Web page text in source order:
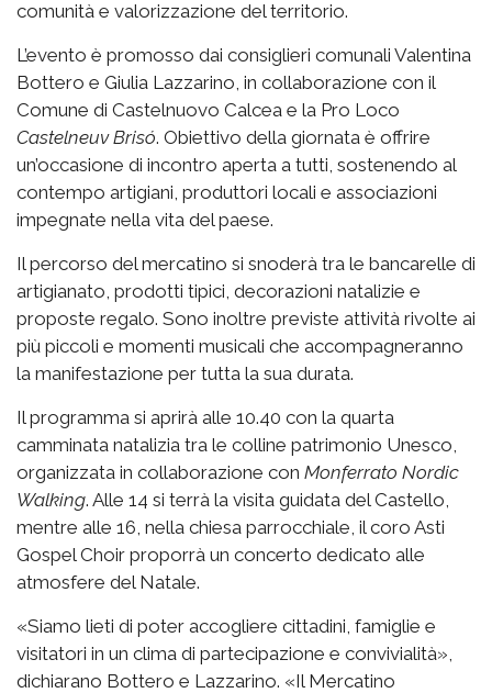
comunità e valorizzazione del territorio.
L’evento è promosso dai consiglieri comunali Valentina
Bottero e Giulia Lazzarino, in collaborazione con il
Comune di Castelnuovo Calcea e la Pro Loco
Castelneuv Brisó. Obiettivo della giornata è offrire
un’occasione di incontro aperta a tutti, sostenendo al
contempo artigiani, produttori locali e associazioni
impegnate nella vita del paese.
Il percorso del mercatino si snoderà tra le bancarelle di
artigianato, prodotti tipici, decorazioni natalizie e
proposte regalo. Sono inoltre previste attività rivolte ai
più piccoli e momenti musicali che accompagneranno
la manifestazione per tutta la sua durata.
Il programma si aprirà alle 10.40 con la quarta
camminata natalizia tra le colline patrimonio Unesco,
organizzata in collaborazione con Monferrato Nordic
Walking. Alle 14 si terrà la visita guidata del Castello,
mentre alle 16, nella chiesa parrocchiale, il coro Asti
Gospel Choir proporrà un concerto dedicato alle
atmosfere del Natale.
«Siamo lieti di poter accogliere cittadini, famiglie e
visitatori in un clima di partecipazione e convivialità»,
dichiarano Bottero e Lazzarino. «Il Mercatino